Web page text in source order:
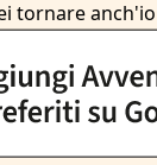
tornare